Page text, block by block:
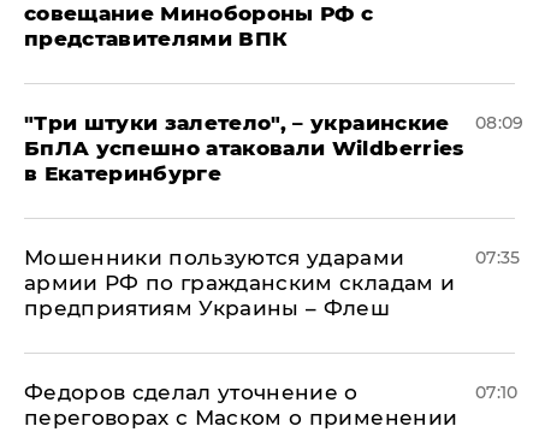
совещание Минобороны РФ с
представителями ВПК
"Три штуки залетело", – украинские
БпЛА успешно атаковали Wildberries
в Екатеринбурге
08:09
Мошенники пользуются ударами
армии РФ по гражданским складам и
предприятиям Украины – Флеш
07:35
Федоров сделал уточнение о
переговорах с Маском о применении
07:10